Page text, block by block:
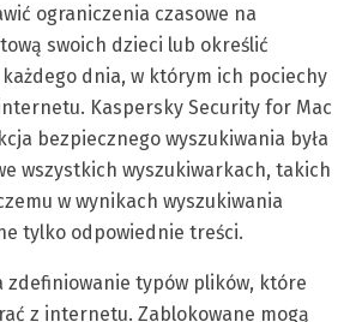
ograniczenia czasowe na
swoich dzieci lub określić
dnia, w którym ich pociechy
Kaspersky Security for Mac
bezpiecznego wyszukiwania była
wszystkich wyszukiwarkach, takich
w wynikach wyszukiwania
tylko odpowiednie treści.
zdefiniowanie typów plików, które
z internetu. Zablokowane mogą